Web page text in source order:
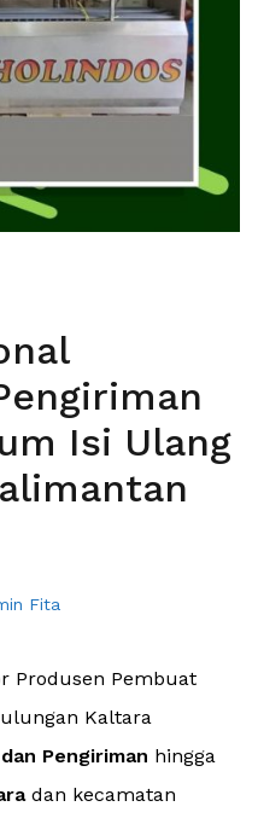
Isi Ulang
Fita
Produsen Pembuat
Kaltara
Pengiriman hingga
dan kecamatan